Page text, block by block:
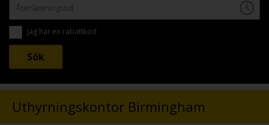
Jag har en rabattkod
Uthyrningskontor Birmingham